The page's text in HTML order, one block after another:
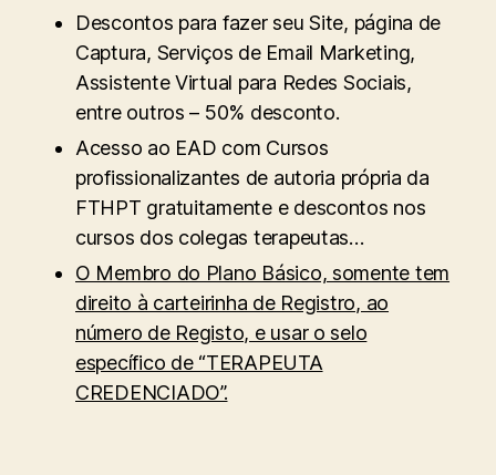
Descontos para fazer seu Site, página de
Captura, Serviços de Email Marketing,
Assistente Virtual para Redes Sociais,
entre outros – 50% desconto.
Acesso ao EAD com Cursos
profissionalizantes de autoria própria da
FTHPT gratuitamente e descontos nos
cursos dos colegas terapeutas…
O Membro do Plano Básico, somente tem
direito à carteirinha de Registro, ao
número de Registo, e usar o selo
específico de “TERAPEUTA
CREDENCIADO”.